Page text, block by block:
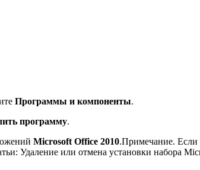
Программы и компоненты.
программу.
Microsoft Office 2010.Примечание. Если
Удаление или отмена установки набора